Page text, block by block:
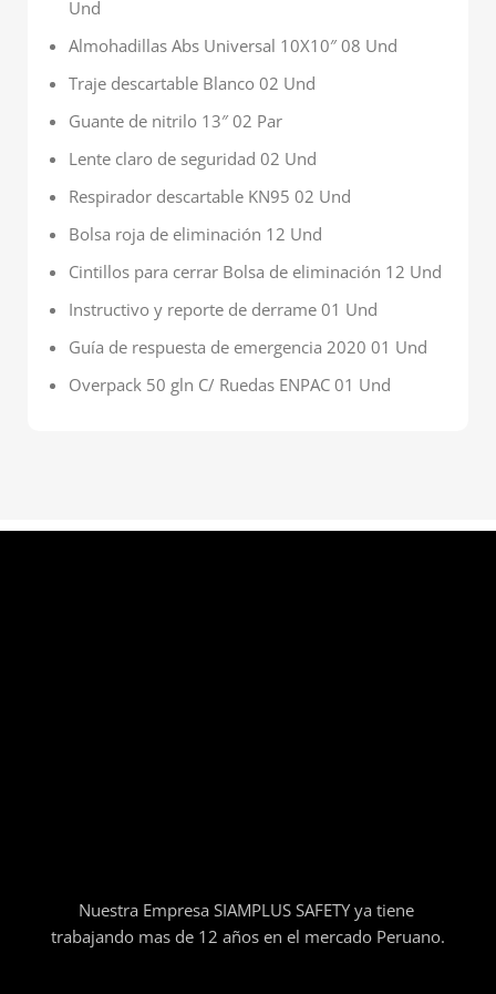
Und
Almohadillas Abs Universal 10X10″ 08 Und
Traje descartable Blanco 02 Und
Guante de nitrilo 13″ 02 Par
Lente claro de seguridad 02 Und
Respirador descartable KN95 02 Und
Bolsa roja de eliminación 12 Und
Cintillos para cerrar Bolsa de eliminación 12 Und
Instructivo y reporte de derrame 01 Und
Guía de respuesta de emergencia 2020 01 Und
Overpack 50 gln C/ Ruedas ENPAC 01 Und
Nuestra Empresa SIAMPLUS SAFETY ya tiene
trabajando mas de 12 años en el mercado Peruano.